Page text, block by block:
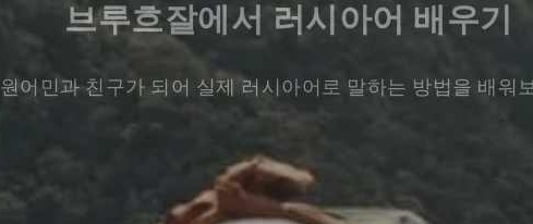
브루흐잘에서 러시아어 배우기
원어민과 친구가 되어 실제 러시아어로 말하는 방법을 배워